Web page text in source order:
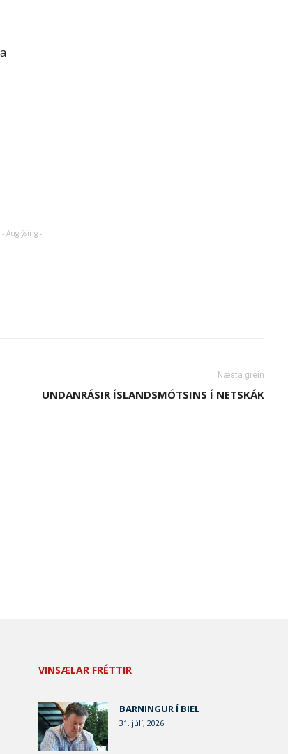
- Auglýsing -
Næsta grein
UNDANRÁSIR ÍSLANDSMÓTSINS Í NETSKÁK
VINSÆLAR FRÉTTIR
BARNINGUR Í BIEL
31. júlí, 2026